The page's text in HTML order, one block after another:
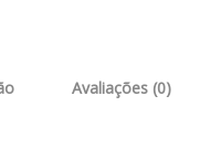
Avaliações (0)